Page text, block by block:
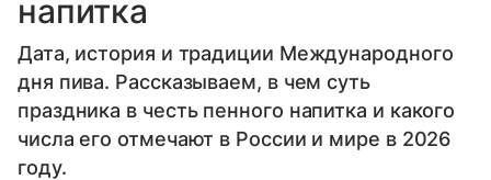
напитка
Дата, история и традиции Международного
дня пива. Рассказываем, в чем суть
праздника в честь пенного напитка и какого
числа его отмечают в России и мире в 2026
году.